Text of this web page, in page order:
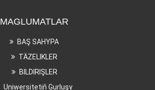
MAGLUMATLAR
BAŞ SAHYPA
TÄZELIKLER
BILDIRIŞLER
Uniwersitetiň Gurluşy